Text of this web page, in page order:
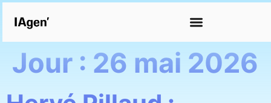
Jour : 26 mai 2026